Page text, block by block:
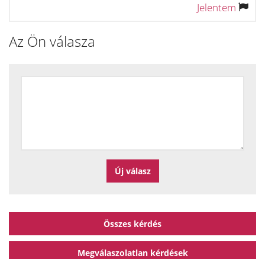
Jelentem
Az Ön válasza
Összes kérdés
Megválaszolatlan kérdések